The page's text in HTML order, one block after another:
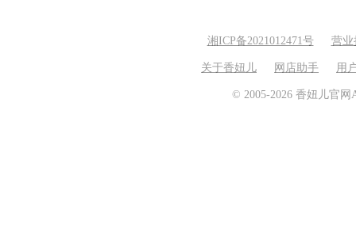
湘ICP备2021012471号 营业
关于香妞儿 网店助手 用
© 2005-2026 香妞儿官